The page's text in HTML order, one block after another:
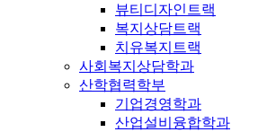
뷰티디자인트랙
복지상담트랙
치유복지트랙
사회복지상담학과
산학협력학부
기업경영학과
산업설비융합학과